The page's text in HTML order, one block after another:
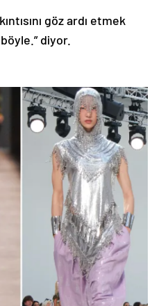
göz ardı etmek
diyor.